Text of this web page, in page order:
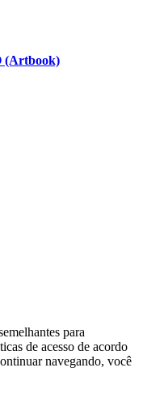
(Artbook)
para
de acesso de acordo
navegando, você